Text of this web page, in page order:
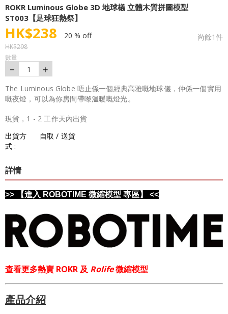
ROKR Luminous Globe 3D 地球檥 立體木質拼圖模型
ST003【足球狂熱祭】
HK$238 20 % off 尚餘1件
HK$298
數量
－ 1 ＋
The Luminous Globe 唔止係一個經典高雅嘅地球儀，仲係一個實用
嘅夜燈，可以為你房間帶嚟溫暖嘅燈光。
現貨，1 - 2 工作天內出貨
出貨方
式 :
自取 / 送貨
詳情
>> 【進入 ROBOTIME 微縮模型 專區】 <<
查看更多熱賣 ROKR 及 Rolife微縮模型
產品介紹